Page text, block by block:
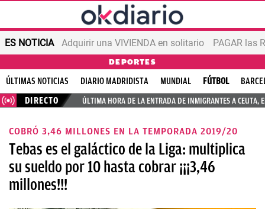
ES NOTICIA Adquirir una VIVIENDA en solitario PAGAR las
DEPORTES
ÚLTIMAS NOTICIAS DIARIO MADRIDISTA MUNDIAL FÚTBOL
DIRECTO
ÚLTIMA HORA DE LA ENTRADA DE INMIGRANTES A CEUTA,
COBRÓ 3,46 MILLONES EN LA TEMPORADA 2019/20
Tebas es el galáctico de la Liga: multiplica
su sueldo por 10 hasta cobrar ¡¡¡3,46
millones!!!